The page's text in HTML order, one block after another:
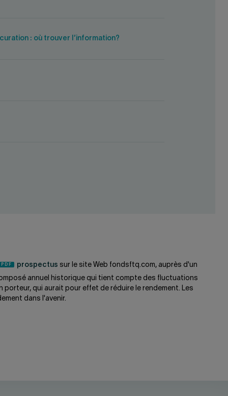
: où trouver l’information?
prospectus sur le site Web fondsftq.com, auprès d'un
annuel historique qui tient compte des fluctuations
qui aurait pour effet de réduire le rendement. Les
dans l'avenir.